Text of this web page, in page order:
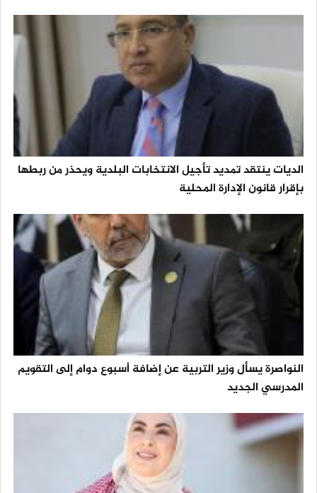
الديات ينتقد تمديد تأجيل الانتخابات البلدية ويحذر من ربطها
بإقرار قانون الإدارة المحلية
النواصرة يسأل وزير التربية عن إضافة أسبوع دوام إلى التقويم
المدرسي الجديد